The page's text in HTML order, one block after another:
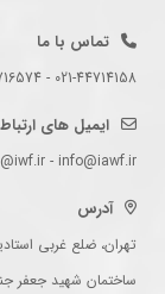
تماس با ما
021-44714158 - 021-44716574 - 021-44714489
ایمیل های
- info@iawf.ir
آدرس
تهران، ضلع غربی
ساختمان شهید جعفر